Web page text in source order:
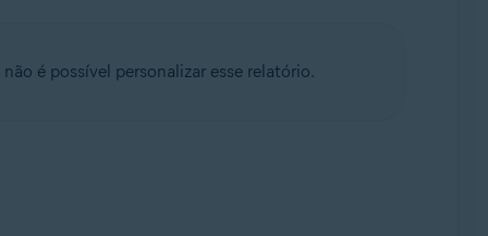
é possível personalizar esse relatório.